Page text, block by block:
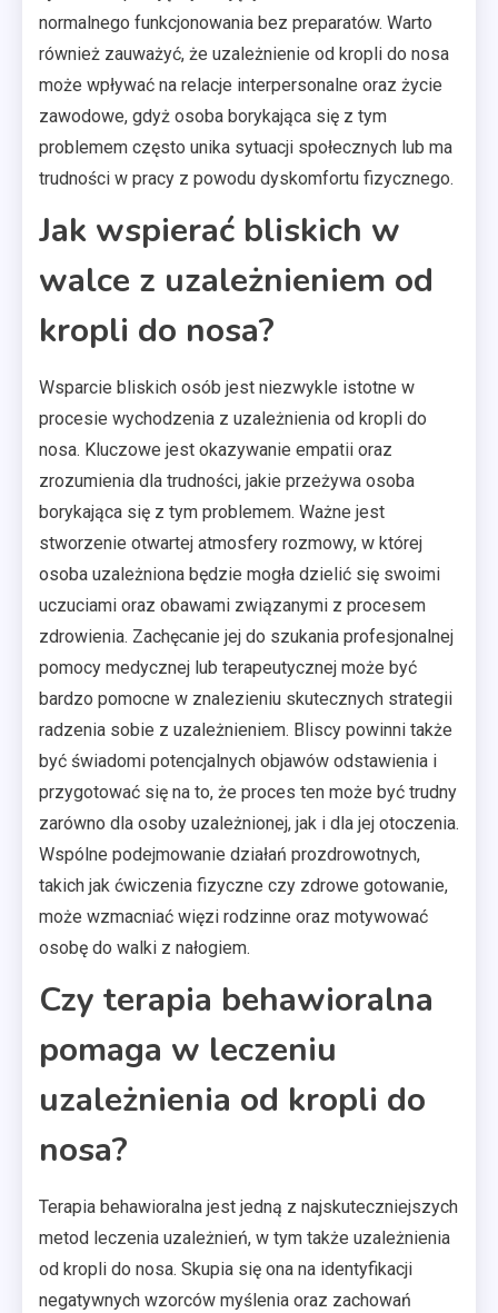
normalnego funkcjonowania bez preparatów. Warto
również zauważyć, że uzależnienie od kropli do nosa
może wpływać na relacje interpersonalne oraz życie
zawodowe, gdyż osoba borykająca się z tym
problemem często unika sytuacji społecznych lub ma
trudności w pracy z powodu dyskomfortu fizycznego.
Jak wspierać bliskich w
walce z uzależnieniem od
kropli do nosa?
Wsparcie bliskich osób jest niezwykle istotne w
procesie wychodzenia z uzależnienia od kropli do
nosa. Kluczowe jest okazywanie empatii oraz
zrozumienia dla trudności, jakie przeżywa osoba
borykająca się z tym problemem. Ważne jest
stworzenie otwartej atmosfery rozmowy, w której
osoba uzależniona będzie mogła dzielić się swoimi
uczuciami oraz obawami związanymi z procesem
zdrowienia. Zachęcanie jej do szukania profesjonalnej
pomocy medycznej lub terapeutycznej może być
bardzo pomocne w znalezieniu skutecznych strategii
radzenia sobie z uzależnieniem. Bliscy powinni także
być świadomi potencjalnych objawów odstawienia i
przygotować się na to, że proces ten może być trudny
zarówno dla osoby uzależnionej, jak i dla jej otoczenia.
Wspólne podejmowanie działań prozdrowotnych,
takich jak ćwiczenia fizyczne czy zdrowe gotowanie,
może wzmacniać więzi rodzinne oraz motywować
osobę do walki z nałogiem.
Czy terapia behawioralna
pomaga w leczeniu
uzależnienia od kropli do
nosa?
Terapia behawioralna jest jedną z najskuteczniejszych
metod leczenia uzależnień, w tym także uzależnienia
od kropli do nosa. Skupia się ona na identyfikacji
negatywnych wzorców myślenia oraz zachowań